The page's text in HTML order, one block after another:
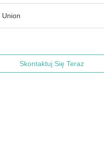
Union
Skontaktuj Się Teraz